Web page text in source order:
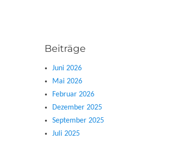
Beiträge
Juni 2026
Mai 2026
Februar 2026
Dezember 2025
September 2025
Juli 2025